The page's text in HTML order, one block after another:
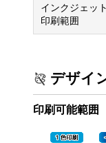
インクジェット
印刷範囲
デザイ
印刷可能範囲